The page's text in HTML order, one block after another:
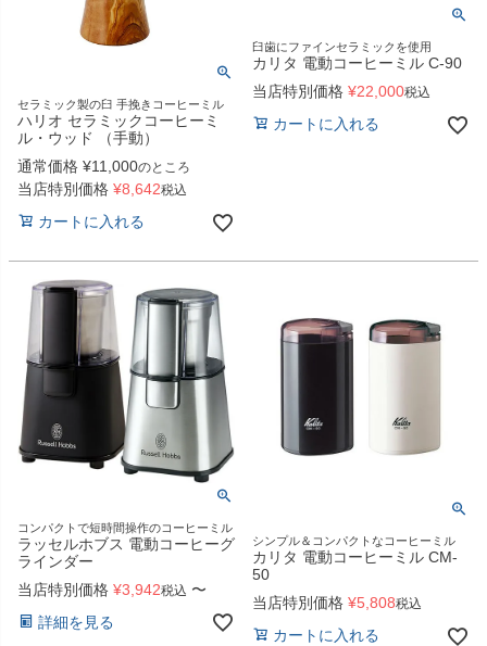
セラミック製の臼 手挽きコーヒーミル
ハリオ セラミックコーヒーミ
ル・ウッド （手動）
通常価格 ¥11,000のところ
当店特別価格 ¥8,642税込
カートに入れる
臼歯にファインセラミックを使用
カリタ 電動コーヒーミル C-90
当店特別価格 ¥22,000税込
カートに入れる
コンパクトで短時間操作のコーヒーミル
ラッセルホブス 電動コーヒーグ
ラインダー
当店特別価格 ¥3,942税込 〜
詳細を見る
シンプル＆コンパクトなコーヒーミル
カリタ 電動コーヒーミル CM-
50
当店特別価格 ¥5,808税込
カートに入れる